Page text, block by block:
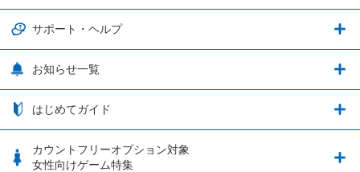
通信エリアと通信速度状況
つながる端末保証
フィルタリングアプリ
ウマ娘 プリティーダービー
プリンセスコネクト！Re:Dive
釣り★スタ
ウマスクについて
3種類のSIMタイプ
日割り計算
OPPO端末購入キャンペーン第5弾
端末・アクセサリ
iPhone利用について
動作確認済み端末一覧
サポート・ヘルプ
サポート・ヘルプ
nanoSIM･microSIM･通常SIMの初期設定方法
eSIMの初期設定方法
お知らせ一覧
お知らせ一覧
はじめてガイド
はじめてガイド
カウントフリーオプション対象
女性向けゲーム特集